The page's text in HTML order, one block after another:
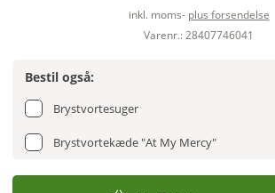
inkl. moms- plus forsendelse
Varenr.: 28407746041
Bestil også:
Brystvortesuger
Brystvortekæde "At My Mercy"